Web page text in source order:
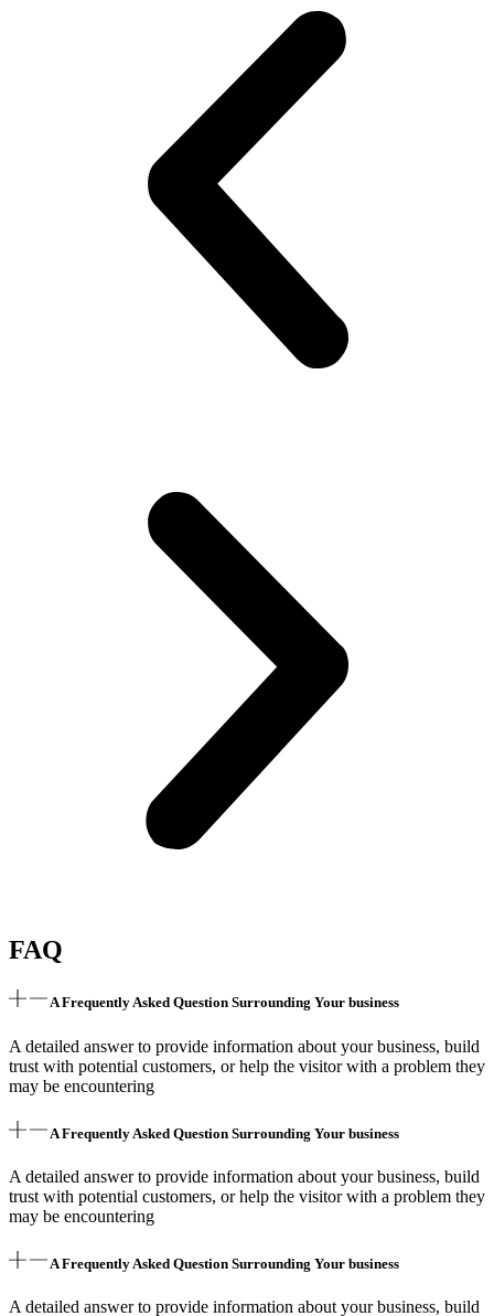
FAQ
A Frequently Asked Question Surrounding Your business
A detailed answer to provide information about your business, build
trust with potential customers, or help the visitor with a problem they
may be encountering
A Frequently Asked Question Surrounding Your business
A detailed answer to provide information about your business, build
trust with potential customers, or help the visitor with a problem they
may be encountering
A Frequently Asked Question Surrounding Your business
A detailed answer to provide information about your business, build